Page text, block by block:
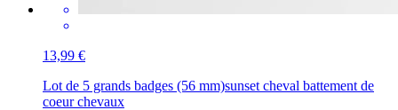
13,99 €
Lot de 5 grands badges (56 mm)sunset cheval battement de
coeur chevaux